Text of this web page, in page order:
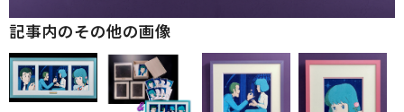
記事内のその他の画像